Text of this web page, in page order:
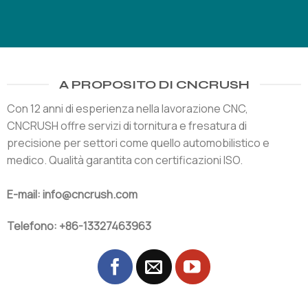
A PROPOSITO DI CNCRUSH
Con 12 anni di esperienza nella lavorazione CNC,
CNCRUSH offre servizi di tornitura e fresatura di
precisione per settori come quello automobilistico e
medico. Qualità garantita con certificazioni ISO.
E-mail: info@cncrush.com
Telefono: +86-13327463963